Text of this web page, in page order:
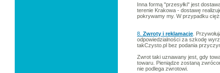
Inna formą "przesyłki" jest
terenie Krakowa - dostawę
pokrywamy my. W przypadku
8. Zwroty i reklamacje .
odpowiedzialności za szkodę
takCzysto.pl bez podania
Zwrot taki uznawany jest, gdy
towaru. Pieniądze zostaną
nie podlega zwrotowi.